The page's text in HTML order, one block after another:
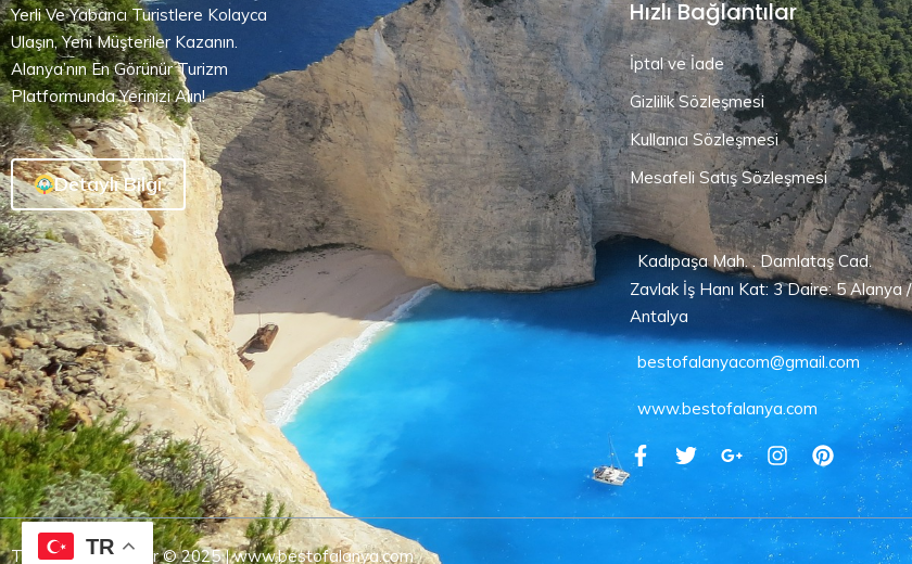
Yerli Ve Yabancı Turistlere Kolayca
Ulaşın, Yeni Müşteriler Kazanın.
Alanya’nın En Görünür Turizm
Platformunda Yerinizi Alın!
Detaylı Bilgi
Hızlı Bağlantılar
İptal ve İade
Gizlilik Sözleşmesi
Kullanıcı Sözleşmesi
Mesafeli Satış Sözleşmesi
Kadıpaşa Mah. . Damlataş Cad.
Zavlak İş Hanı Kat: 3 Daire: 5 Alanya /
Antalya
bestofalanyacom@gmail.com
www.bestofalanya.com
Tüm Hakları Saklıdır © 2025 | www.bestofalanya.com
TR